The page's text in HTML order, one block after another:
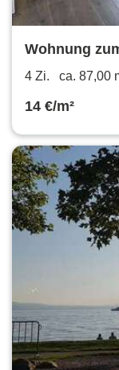
Wohnung
1.250 € 87 m²
4 Zi. ca. 87,00
14 €/m²